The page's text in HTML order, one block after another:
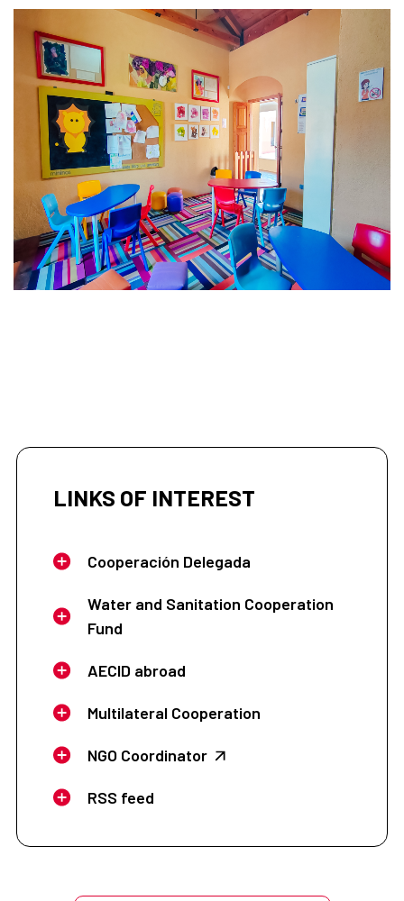
LINKS OF INTEREST
Cooperación Delegada
Water and Sanitation Cooperation
Fund
AECID abroad
Multilateral Cooperation
NGO Coordinator
RSS feed